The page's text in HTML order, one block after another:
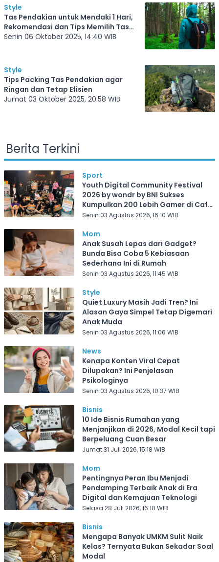
Style
Tas Pendakian untuk Mendaki 1 Hari,
Rekomendasi dan Tips Memilih Tas
Sesuai Kebutuhan
Senin 06 Oktober 2025, 14:40 WIB
Style
Tips Packing Tas Pendakian agar
Ringan dan Tetap Efisien
Jumat 03 Oktober 2025, 20:58 WIB
Berita Terkini
Sport
Youth Digital Community Festival
2026 by wondr by BNI Sukses
Kumpulkan 200 Lebih Gamer di Cafe
Frekuensi Depok
Senin 03 Agustus 2026, 16:10 WIB
Mom
Anak Susah Lepas dari Gadget?
Bunda Bisa Coba 5 Kebiasaan
Sederhana Ini di Rumah
Senin 03 Agustus 2026, 11:45 WIB
Style
Quiet Luxury Masih Jadi Tren? Ini
Alasan Gaya Simpel Tetap Digemari
Anak Muda
Senin 03 Agustus 2026, 11:06 WIB
News
Kenapa Konten Viral Cepat
Dilupakan? Ini Penjelasan
Psikologinya
Senin 03 Agustus 2026, 10:37 WIB
Bisnis
10 Ide Bisnis Rumahan yang
Menjanjikan di 2026, Modal Kecil tapi
Berpeluang Cuan Besar
Jumat 31 Juli 2026, 15:18 WIB
Mom
Pentingnya Peran Ibu Menjadi
Pendamping Terbaik Anak di Era
Digital dan Kemajuan Teknologi
Selasa 28 Juli 2026, 16:10 WIB
Bisnis
Mengapa Banyak UMKM Sulit Naik
Kelas? Ternyata Bukan Sekadar Soal
Modal